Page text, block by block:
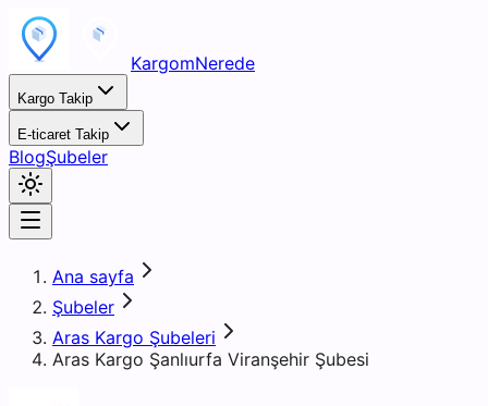
KargomNerede
Kargo Takip
E-ticaret Takip
BlogŞubeler
Ana sayfa
Şubeler
Aras Kargo Şubeleri
Aras Kargo Şanlıurfa Viranşehir Şubesi